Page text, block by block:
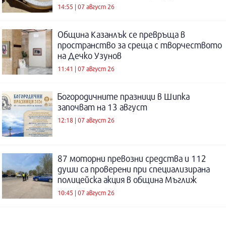
14:55 | 07 август 26
Община Казанлък се превръща в
пространство за среща с творчеството
на Дечко Узунов
11:41 | 07 август 26
Богородичните празници в Шипка
започват на 13 август
12:18 | 07 август 26
87 моторни превозни средства и 112
души са проверени при специализирана
полицейска акция в община Мъглиж
10:45 | 07 август 26